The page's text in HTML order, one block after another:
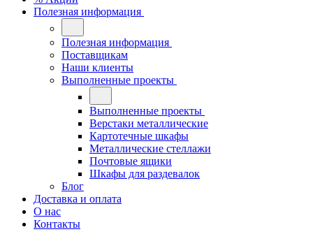
Полезная информация
Полезная информация
Поставщикам
Наши клиенты
Выполненные проекты
Выполненные проекты
Верстаки металлические
Картотечные шкафы
Металлические стеллажи
Почтовые ящики
Шкафы для раздевалок
Блог
Доставка и оплата
О нас
Контакты